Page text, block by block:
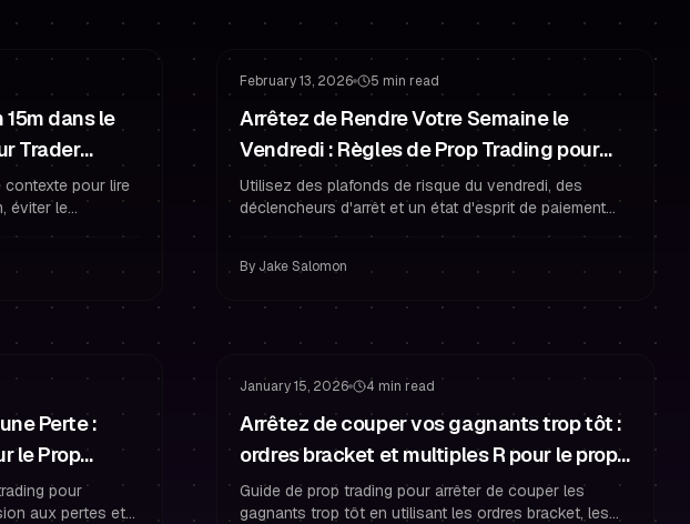
dans le
Trader
pour lire
éviter le
Gestion du Risque Rester Financé
February 13, 2026 5 min read
Arrêtez de Rendre Votre Semaine le
Vendredi : Règles de Prop Trading pour
Rester Financé
Utilisez des plafonds de risque du vendredi, des
déclencheurs d'arrêt et un état d'esprit de paiement
trading.
By Jake Salomon
Perte :
le Prop
pour
aux pertes et
January 15, 2026 4 min read
Arrêtez de couper vos gagnants trop tôt :
ordres bracket et multiples R pour le prop
trading
Guide de prop trading pour arrêter de couper les
gagnants trop tôt en utilisant les ordres bracket, les